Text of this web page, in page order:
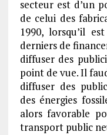
secteur est d’un
de celui des
1990, lorsqu’il
derniers de
diffuser des
point de vue. Il
diffuser des
des énergies
alors favorable
transport public